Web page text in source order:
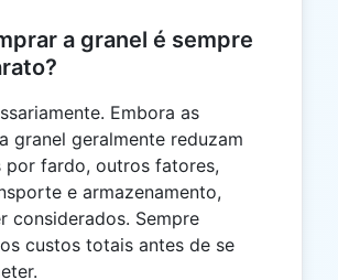
a granel é sempre
Embora as
granel geralmente reduzam
por fardo, outros fatores,
e armazenamento,
considerados. Sempre
custos totais antes de se